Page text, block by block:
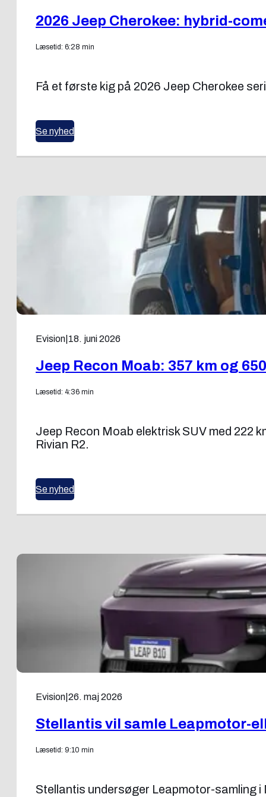
2026 Jeep Cherokee: hybrid-
Læsetid: 6:28 min
Få et første kig på 2026 Jeep Cherokee
Se nyhed
Evision 18. juni 2026
Jeep Recon Moab: 357 km og
Læsetid: 4:36 min
Jeep Recon Moab elektrisk SUV med 222
Rivian R2.
Se nyhed
Evision 26. maj 2026
Stellantis vil samle Leapmotor-
Læsetid: 9:10 min
Stellantis undersøger Leapmotor-samling